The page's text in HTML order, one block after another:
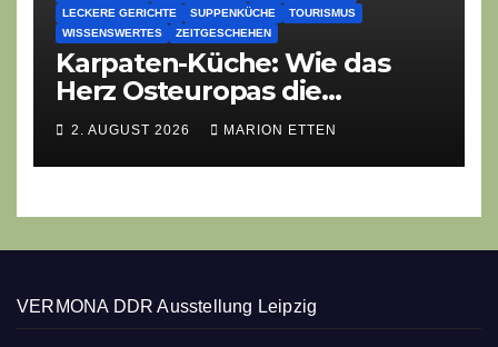
LECKERE GERICHTE
SUPPENKÜCHE
TOURISMUS
WISSENSWERTES
ZEITGESCHEHEN
Karpaten-Küche: Wie das
Herz Osteuropas die
moderne Ethno-Gastronomie
erobert
2. AUGUST 2026 MARION ETTEN
VERMONA DDR Ausstellung Leipzig